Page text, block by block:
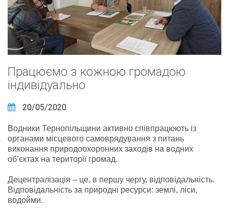
Працюємо з кожною громадою
індивідуально
20/05/2020
Водники Тернопільщини активно співпрацюють із
органами місцевого самоврядування з питань
виконання природоохоронних заходів на водних
об’єктах на території громад.
Децентралізація – це, в першу чергу, відповідальність.
Відповідальність за природні ресурси: землі, ліси,
водойми.